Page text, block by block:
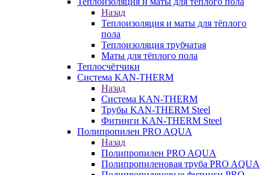
Назад
Теплоизоляция и маты для тёплого
пола
Теплоизоляция трубчатая
Маты для тёплого пола
Теплосчётчики
Система KAN-THERM
Назад
Система KAN-THERM
Трубы KAN-THERM Steel
Фитинги KAN-THERM Steel
Полипропилен PRO AQUA
Назад
Полипропилен PRO AQUA
Полипропиленовая труба PRO AQUA